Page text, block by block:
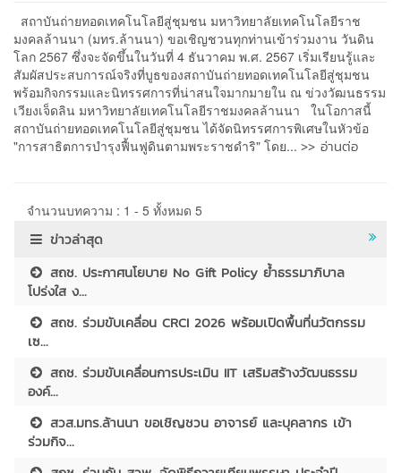
สถาบันถ่ายทอดเทคโนโลยีสู่ชุมชน มหาวิทยาลัยเทคโนโลยีราช
มงคลล้านนา (มทร.ล้านนา) ขอเชิญชวนทุกท่านเข้าร่วมงาน วันดิน
โลก 2567 ซึ่งจะจัดขึ้นในวันที่ 4 ธันวาคม พ.ศ. 2567 เริ่มเรียนรู้และ
สัมผัสประสบการณ์จริงที่บูธของสถาบันถ่ายทอดเทคโนโลยีสู่ชุมชน
พร้อมกิจกรรมและนิทรรศการที่น่าสนใจมากมายใน ณ ข่วงวัฒนธรรม
เวียงเจ็ดลิน มหาวิทยาลัยเทคโนโลยีราชมงคลล้านนา ในโอกาสนี้
สถาบันถ่ายทอดเทคโนโลยีสู่ชุมชน ได้จัดนิทรรศการพิเศษในหัวข้อ
"การสาธิตการบำรุงฟื้นฟูดินตามพระราชดำริ" โดย... >> อ่านต่อ
จำนวนบทความ : 1 - 5 ทั้งหมด 5
ข่าวล่าสุด
สถช. ประกาศนโยบาย No Gift Policy ย้ำธรรมาภิบาล
โปร่งใส ง...
สถช. ร่วมขับเคลื่อน CRCI 2026 พร้อมเปิดพื้นที่นวัตกรรม
เซ...
สถช. ร่วมขับเคลื่อนการประเมิน IIT เสริมสร้างวัฒนธรรม
องค์...
สวส.มทร.ล้านนา ขอเชิญชวน อาจารย์ และบุคลากร เข้า
ร่วมกิจ...